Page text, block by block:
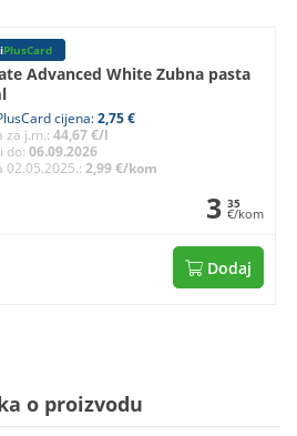
PlusCard
Advanced White Zubna pasta
cijena:2,75 €
za j.m.:44,67 €/l
do:06.09.2026
02.05.2025.:2,99 €/kom
3 35
€/kom
Dodaj
o proizvodu